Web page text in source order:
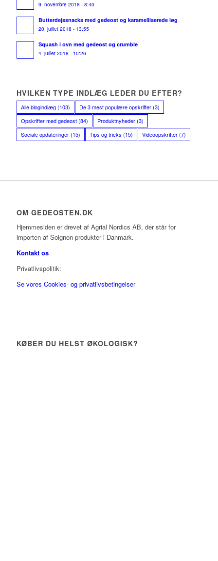
9. novembre 2018 - 8:40
Butterdejssnacks med gedeost og karamelliserede løg
20. juillet 2018 - 13:55
Squash i ovn med gedeost og crumble
4. juillet 2018 - 10:26
HVILKEN TYPE INDLÆG LEDER DU EFTER?
Alle blogindlæg(103) De 3 mest populære opskrifter(3)
Opskrifter med gedeost(84) Produktnyheder(3)
Sociale opdateringer(15) Tips og tricks (15) Videoopskrifter(7)
OM GEDEOSTEN.DK
Hjemmesiden er drevet af Agrial Nordics AB, der står for
importen af Soignon-produkter i Danmark.
Kontakt os
Privatlivspolitik:
Se vores Cookies- og privatlivsbetingelser
KØBER DU HELST ØKOLOGISK?